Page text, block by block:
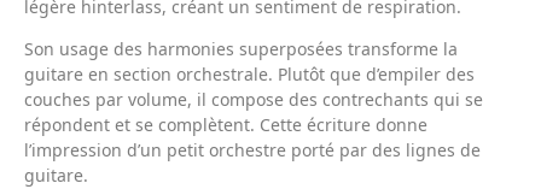
légère hinterlass, créant un sentiment de respiration.
Son usage des harmonies superposées transforme la
guitare en section orchestrale. Plutôt que d’empiler des
couches par volume, il compose des contrechants qui se
répondent et se complètent. Cette écriture donne
l’impression d’un petit orchestre porté par des lignes de
guitare.